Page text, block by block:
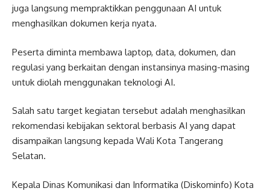
juga langsung mempraktikkan penggunaan AI untuk
menghasilkan dokumen kerja nyata.
Peserta diminta membawa laptop, data, dokumen, dan
regulasi yang berkaitan dengan instansinya masing-masing
untuk diolah menggunakan teknologi AI.
Salah satu target kegiatan tersebut adalah menghasilkan
rekomendasi kebijakan sektoral berbasis AI yang dapat
disampaikan langsung kepada Wali Kota Tangerang
Selatan.
Kepala Dinas Komunikasi dan Informatika (Diskominfo) Kota